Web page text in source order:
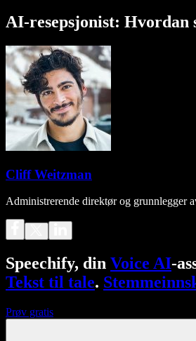
AI-resepsjonist:
Cliff Weitzman
Administrerende direktør og grunnlegger
Speechify, din Voice AI-
Tekst til tale.
Prøv gratis